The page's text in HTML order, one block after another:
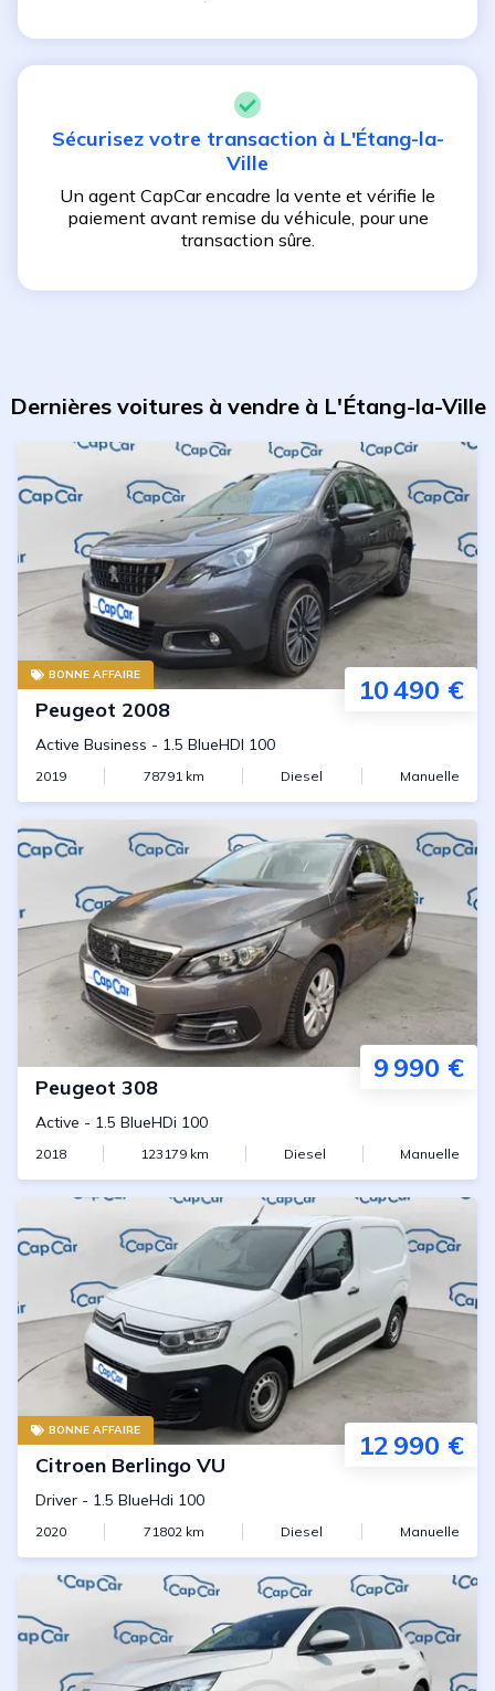
Sécurisez votre transaction à L'Étang-la-
Ville
Un agent CapCar encadre la vente et vérifie le
paiement avant remise du véhicule, pour une
transaction sûre.
Dernières voitures à vendre à L'Étang-la-Ville
BONNE AFFAIRE 10 490 €
Peugeot 2008
Active Business - 1.5 BlueHDI 100
2019 78791km Diesel Manuelle
9 990 €
Peugeot 308
Active - 1.5 BlueHDi 100
2018 123179 km Diesel Manuelle
BONNE AFFAIRE 12 990 €
Citroen Berlingo VU
Driver - 1.5 BlueHdi 100
2020 71802km Diesel Manuelle